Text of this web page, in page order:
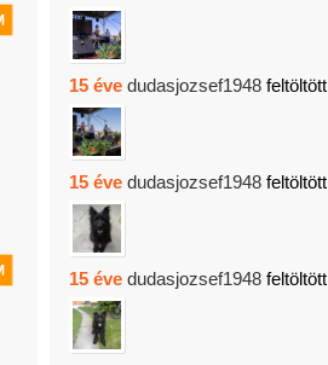
15 éve dudasjozsef1948
15 éve dudasjozsef1948
15 éve dudasjozsef1948